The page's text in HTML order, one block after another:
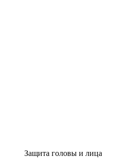
Защита головы и лица